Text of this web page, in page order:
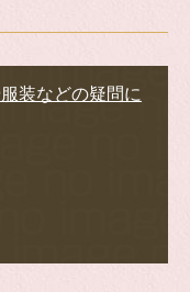
装などの疑問に